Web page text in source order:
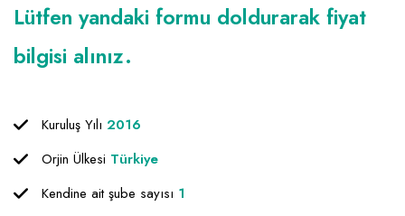
Lütfen yandaki formu doldurarak fiyat
bilgisi alınız.
Kuruluş Yılı 2016
Orjin Ülkesi Türkiye
Kendine ait şube sayısı 1